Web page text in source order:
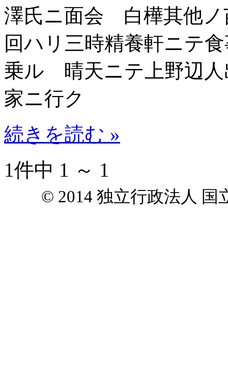
澤氏ニ面会 白樺其他
回ハリ三時精養軒ニテ
乗ル 晴天ニテ上野辺
家ニ行ク
続きを読む »
1件中 1 ～ 1
© 2014 独立行政法人 国